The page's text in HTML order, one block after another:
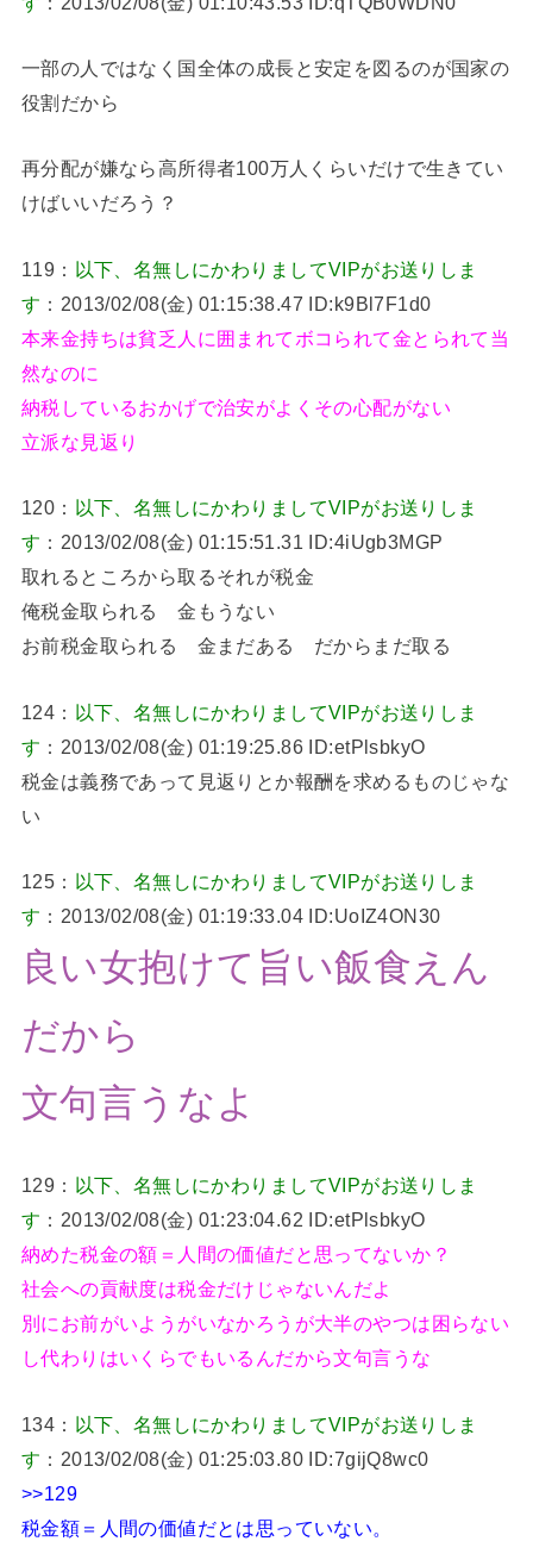
一部の人ではなく国全体の成長と安定を図るのが国家の
役割だから
再分配が嫌なら高所得者100万人くらいだけで生きてい
けばいいだろう？
119： 以下、名無しにかわりましてVIPがお送りしま
す ：2013/02/08(金) 01:15:38.47 ID:k9Bl7F1d0
本来金持ちは貧乏人に囲まれてボコられて金とられて当
然なのに
納税しているおかげで治安がよくその心配がない
立派な見返り
120： 以下、名無しにかわりましてVIPがお送りしま
す ：2013/02/08(金) 01:15:51.31 ID:4iUgb3MGP
取れるところから取るそれが税金
俺税金取られる 金もうない
お前税金取られる 金まだある だからまだ取る
124： 以下、名無しにかわりましてVIPがお送りしま
す ：2013/02/08(金) 01:19:25.86 ID:etPlsbkyO
税金は義務であって見返りとか報酬を求めるものじゃな
い
125： 以下、名無しにかわりましてVIPがお送りしま
す ：2013/02/08(金) 01:19:33.04 ID:UoIZ4ON30
良い女抱けて旨い飯食えん
だから
文句言うなよ
129： 以下、名無しにかわりましてVIPがお送りしま
す ：2013/02/08(金) 01:23:04.62 ID:etPlsbkyO
納めた税金の額＝人間の価値だと思ってないか？
社会への貢献度は税金だけじゃないんだよ
別にお前がいようがいなかろうが大半のやつは困らない
し代わりはいくらでもいるんだから文句言うな
134： 以下、名無しにかわりましてVIPがお送りしま
す ：2013/02/08(金) 01:25:03.80 ID:7gijQ8wc0
>>129
税金額＝人間の価値だとは思っていない。